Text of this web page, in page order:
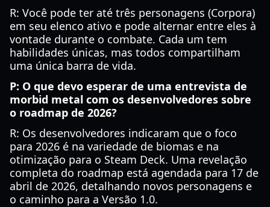
R: Você pode ter até três personagens (Corpora)
em seu elenco ativo e pode alternar entre eles à
vontade durante o combate. Cada um tem
habilidades únicas, mas todos compartilham
uma única barra de vida.
P: O que devo esperar de uma entrevista de
morbid metal com os desenvolvedores sobre
o roadmap de 2026?
R: Os desenvolvedores indicaram que o foco
para 2026 é na variedade de biomas e na
otimização para o Steam Deck. Uma revelação
completa do roadmap está agendada para 17 de
abril de 2026, detalhando novos personagens e
o caminho para a Versão 1.0.